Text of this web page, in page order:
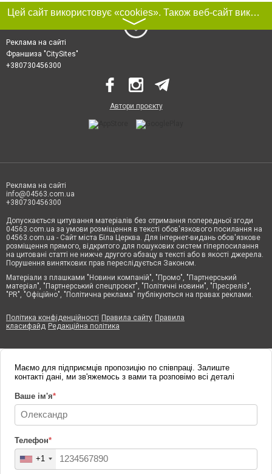
Цей сайт використовує «cookies». Також веб-сайт використовує інтернет-сервіс для збору технічних даних стосовно відвідувачів з метою отримання маркетингової та статистичної інформації. Умови обробки даних відвідувачів сайту див.
〉
Реклама на сайті
Франшиза "CitySites"
+380730456300
Автори проєкту
Реклама на сайті
info@04563.com.ua
+380730456300
Допускається цитування матеріалів без отримання попередньої згоди
04563.com.ua за умови розміщення в тексті обов'язкового посилання на
04563.com.ua - Сайт міста Біла Церква. Для інтернет-видань обов'язкове
розміщення прямого, відкритого для пошукових систем гіперпосилання
на цитовані статті не нижче другого абзацу в тексті або в якості джерела.
Порушення виняткових прав переслідується Законом.
Матеріали з плашками "Новини компаній", "Промо", "Партнерський
матеріал", "Партнерський спецпроєкт", "Політичні новини", "Пресреліз",
"PR", "Офіційно", "Політична реклама" публікуються на правах реклами.
Політика конфіденційності Правила сайту Правила
класифайд Редакційна політика
Маємо для підприємців пропозицію по співпраці. Залиште
контакті дані, ми зв'яжемось з вами та розповімо всі деталі
Ваше ім'я*
Телефон*
+1